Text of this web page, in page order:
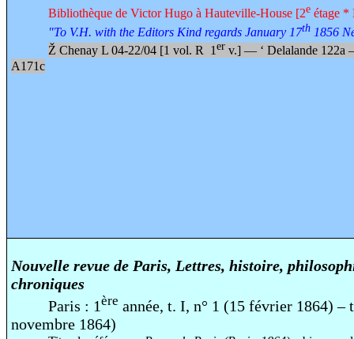
Bibliothèque de Victor Hugo à Hauteville-House [2eétage *
"To V.H. with the Editors Kind regards January 17th1856
Ž Chenay L 04-22/04 [1 vol. R 1erv.] — ‘ Delalande
A171c
Nouvelle revue de Paris, Lettres, histoire,
chroniques
Paris : 1ère année, t. I, n° 1 (15 février 1864) –
novembre 1864)